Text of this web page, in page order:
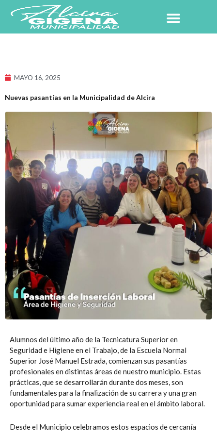
contenido
MAYO 16, 2025
Nuevas pasantías en la Municipalidad de Alcira
Alumnos del último año de la Tecnicatura Superior en
Seguridad e Higiene en el Trabajo, de la Escuela Normal
Superior José Manuel Estrada, comienzan sus pasantías
profesionales en distintas áreas de nuestro municipio. Estas
prácticas, que se desarrollarán durante dos meses, son
fundamentales para la finalización de su carrera y una gran
oportunidad para sumar experiencia real en el ámbito laboral.
Desde el Municipio celebramos estos espacios de cercanía